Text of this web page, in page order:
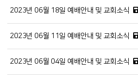
2023년 06월 18일 예배안내 및 교회소식
2023년 06월 11일 예배안내 및 교회소식
2023년 06월 04일 예배안내 및 교회소식